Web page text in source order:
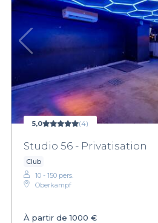
5,0 (4)
Studio 56 - Privatisation
Club
10 - 150 pers.
Oberkampf
À partir de1000 €